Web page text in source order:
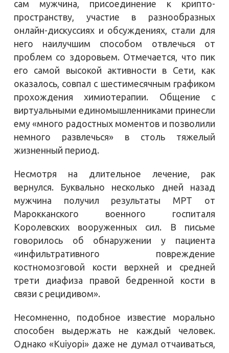
сам мужчина, присоединение к крипто-
пространству, участие в разнообразных
онлайн-дискуссиях и обсуждениях, стали для
него наилучшим способом отвлечься от
проблем со здоровьем. Отмечается, что пик
его самой высокой активности в Сети, как
оказалось, совпал с шестимесячным графиком
прохождения химиотерапии. Общение с
виртуальными единомышленниками принесли
ему «много радостных моментов и позволили
немного развлечься» в столь тяжелый
жизненный период.
Несмотря на длительное лечение, рак
вернулся. Буквально несколько дней назад
мужчина получил результаты МРТ от
Марокканского военного госпиталя
Королевских вооруженных сил. В письме
говорилось об обнаружении у пациента
«инфильтративного повреждение
костномозговой кости верхней и средней
трети диафиза правой бедренной кости в
связи с рецидивом».
Несомненно, подобное известие морально
способен выдержать не каждый человек.
Однако «Kuiyopi» даже не думал отчаиваться,